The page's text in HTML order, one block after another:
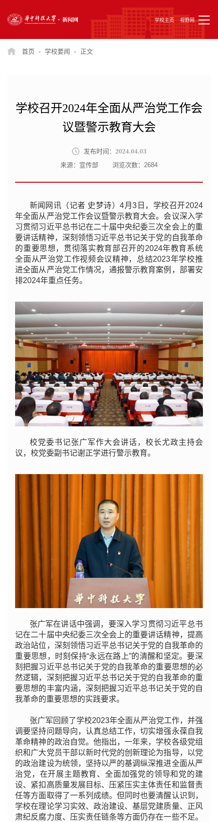
学校主页 视野网
首页 - 学校要闻 - 正文
学校召开2024年全面从严治党工作会
议暨警示教育大会
发布时间： 2024.04.03
来源：宣传部 浏览次数： 2684
新闻网讯（记者 史梦诗）4月3日，学校召开2024
年全面从严治党工作会议暨警示教育大会。会议深入学
习贯彻习近平总书记在二十届中央纪委三次全会上的重
要讲话精神，深刻领悟习近平总书记关于党的自我革命
的重要思想，贯彻落实教育部召开的2024年教育系统
全面从严治党工作视频会议精神，总结2023年学校推
进全面从严治党工作情况，通报警示教育案例，部署安
排2024年重点任务。
校党委书记张广军作大会讲话，校长尤政主持会
议，校党委副书记谢正学进行警示教育。
张广军在讲话中强调，要深入学习贯彻习近平总书
记在二十届中央纪委三次全会上的重要讲话精神，提高
政治站位，深刻领悟习近平总书记关于党的自我革命的
重要思想，时刻保持“永远在路上”的清醒和坚定。要深
刻把握习近平总书记关于党的自我革命的重要思想的必
然逻辑，深刻把握习近平总书记关于党的自我革命的重
要思想的丰富内涵，深刻把握习近平总书记关于党的自
我革命的重要思想的实践要求。
张广军回顾了学校2023年全面从严治党工作，并强
调要坚持问题导向，认真总结工作，切实增强永葆自我
革命精神的政治自觉。他指出，一年来，学校各级党组
织和广大党员干部以新时代党的创新理论为指导，以党
的政治建设为统领，坚持以严的基调纵深推进全面从严
治党，在开展主题教育、全面加强党的领导和党的建
设、紧扣高质量发展目标、压紧压实主体责任和监督责
任等方面取得了一系列成绩。但同时也要清醒认识到，
学校在理论学习实效、政治建设、基层党建质量、正风
肃纪反腐力度、压实责任链条等方面仍存在一些不足。